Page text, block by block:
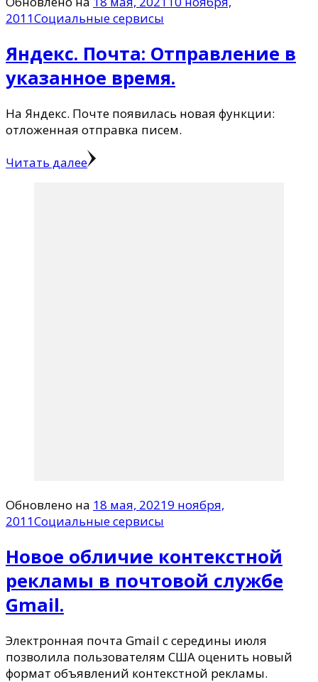
2011Социальные сервисы
Яндекс. Почта: Отправление в
указанное время.
На Яндекс. Почте появилась новая функции:
отложенная отправка писем.
Читать далее
Обновлено на 18 мая, 20219 ноября,
2011Социальные сервисы
Новое обличие контекстной
рекламы в почтовой службе
Gmail.
Электронная почта Gmail с середины июля
позволила пользователям США оценить новый
формат объявлений контекстной рекламы.